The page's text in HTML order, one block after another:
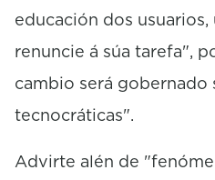
educación dos
renuncie á súa tarefa",
cambio será gobernado
tecnocráticas".
Advirte alén de